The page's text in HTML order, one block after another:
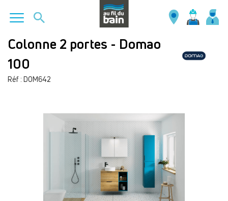
Aller
contenu
principal
Colonne 2 portes - Domao
100
Réf : DOM642